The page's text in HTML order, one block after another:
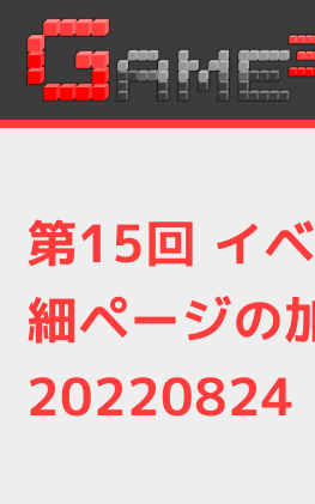
第15回 イ
細ページの
20220824